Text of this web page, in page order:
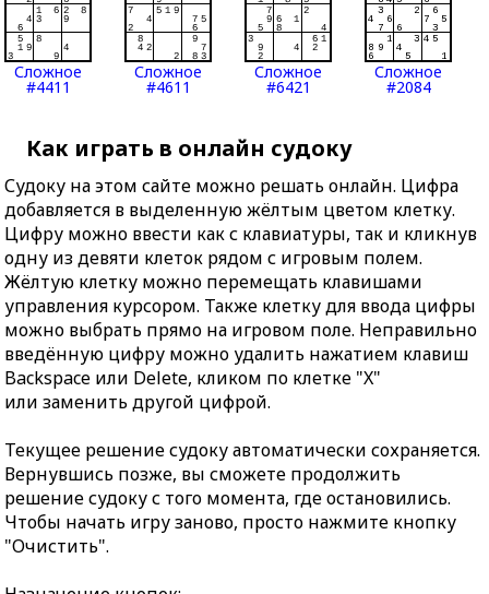
Сложное
#4411
Сложное
#4611
Сложное
#6421
Сложное
#2084
Как играть в онлайн судоку
Судоку на этом сайте можно решать онлайн. Цифра
добавляется в выделенную жёлтым цветом клетку.
Цифру можно ввести как с клавиатуры, так и кликнув
одну из девяти клеток рядом с игровым полем.
Жёлтую клетку можно перемещать клавишами
управления курсором. Также клетку для ввода цифры
можно выбрать прямо на игровом поле. Неправильно
введённую цифру можно удалить нажатием клавиш
Backspace или Delete, кликом по клетке "X"
или заменить другой цифрой.
Текущее решение судоку автоматически сохраняется.
Вернувшись позже, вы сможете продолжить
решение судоку с того момента, где остановились.
Чтобы начать игру заново, просто нажмите кнопку
"Очистить".